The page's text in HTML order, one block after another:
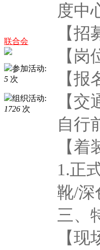
联合会
参加活动:
5 次
组织活动:
1726 次
度中
【
【
【
【交
自行
【着
1.正
靴/深
三、
【